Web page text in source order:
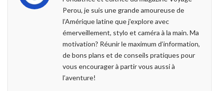
o
k
r
+
I
n
Perou, je suis une grande amoureuse de
l’Amérique latine que j’explore avec
émerveillement, stylo et caméra à la main. Ma
motivation? Réunir le maximum d’information,
de bons plans et de conseils pratiques pour
vous encourager à partir vous aussi à
l’aventure!